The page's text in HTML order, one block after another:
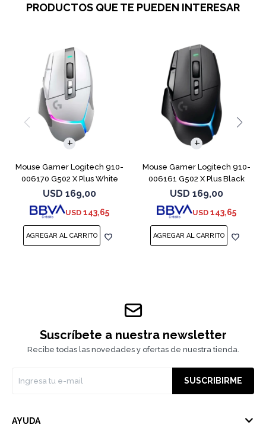
PRODUCTOS QUE TE PUEDEN INTERESAR
Mouse Gamer Logitech 910-
006170 G502 X Plus White
USD 169,00
USD 143,65
Mouse Gamer Logitech 910-
006161 G502 X Plus Black
USD 169,00
USD 143,65
Suscríbete a nuestra newsletter
Recibe todas las novedades y ofertas de nuestra tienda.
SUSCRIBIRME
AYUDA